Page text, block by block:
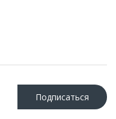
Подписаться